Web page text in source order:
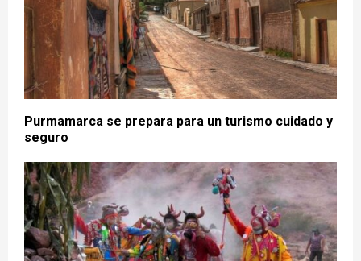
Purmamarca se prepara para un turismo cuidado y
seguro